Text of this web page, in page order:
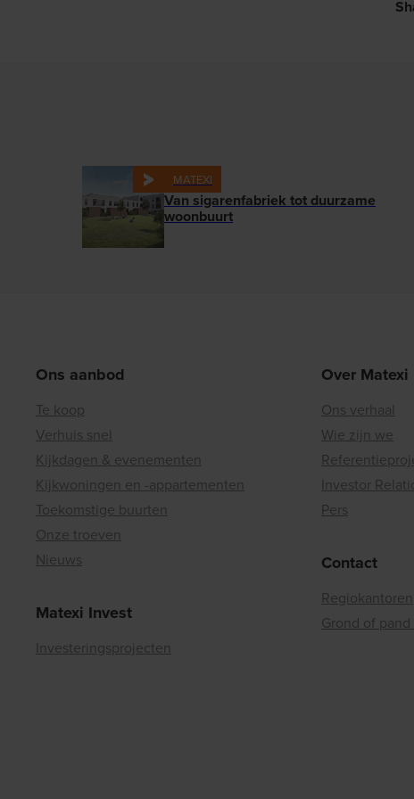
MATEXI
Van sigarenfabriek tot duurzame
woonbuurt
Ons aanbod
Te koop
Verhuis snel
Kijkdagen & evenementen
Kijkwoningen en -appartementen
Toekomstige buurten
Onze troeven
Nieuws
Matexi Invest
Investeringsprojecten
Over Matexi
Ons verhaal
Wie zijn we
Investor
Pers
Contact
Regiokantoren
Grond of